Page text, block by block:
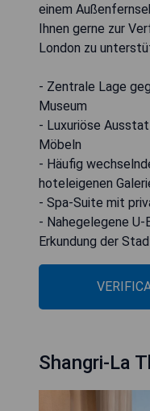
einem
Ihnen gerne zur
London zu
- Zentrale Lage
Museum
- Luxuriöse
Möbeln
- Häufig
hoteleigenen
- Spa-Suite mit
- Nahegelegene
Erkundung der
Shangri-La